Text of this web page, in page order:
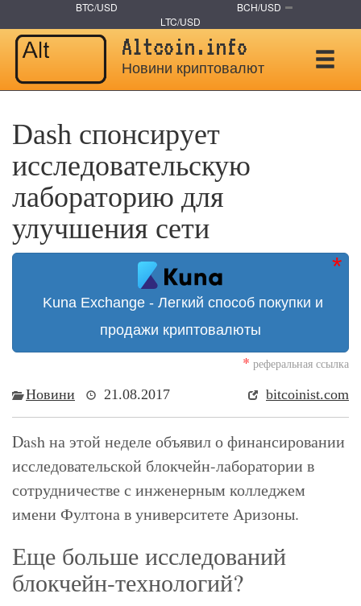
BTC/USD
BCH/USD
LTC/USD
Altcoin.info
Новини криптовалют
Dash спонсирует
исследовательскую
лабораторию для
улучшения сети
Kuna Exchange - Легкий способ покупки и
продажи криптовалюты
* реферальная ссылка
Новини 21.08.2017 bitcoinist.com
Dash на этой неделе объявил о финансировании
исследовательской блокчейн-лаборатории в
сотрудничестве с инженерным колледжем
имени Фултона в университете Аризоны.
Еще больше исследований
блокчейн-технологий?